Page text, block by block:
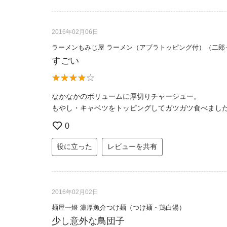
2016年02月06日
ラーメンもみじ屋 ラーメン（アブラトッピング付）（二郎
すごい
なかなかのボリュームに厚切りチャーシュー。
もやし・キャベツをトッピングしてガツガツ食べました
0
役に立った レビューを共有
2016年02月02日
麺屋一燈 濃厚魚介つけ麺（つけ麺・鶏白湯）
少し意外な鳥団子